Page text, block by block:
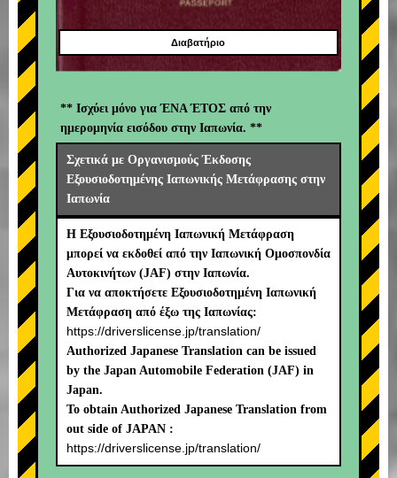
Διαβατήριο
** Ισχύει μόνο για ΈΝΑ ΈΤΟΣ από την
ημερομηνία εισόδου στην Ιαπωνία. **
Σχετικά με Οργανισμούς Έκδοσης
Εξουσιοδοτημένης Ιαπωνικής Μετάφρασης στην
Ιαπωνία
Η Εξουσιοδοτημένη Ιαπωνική Μετάφραση
μπορεί να εκδοθεί από την Ιαπωνική Ομοσπονδία
Αυτοκινήτων (JAF) στην Ιαπωνία.
Για να αποκτήσετε Εξουσιοδοτημένη Ιαπωνική
Μετάφραση από έξω της Ιαπωνίας:
https://driverslicense.jp/translation/
Authorized Japanese Translation can be issued
by the Japan Automobile Federation (JAF) in
Japan.
To obtain Authorized Japanese Translation from
out side of JAPAN :
https://driverslicense.jp/translation/